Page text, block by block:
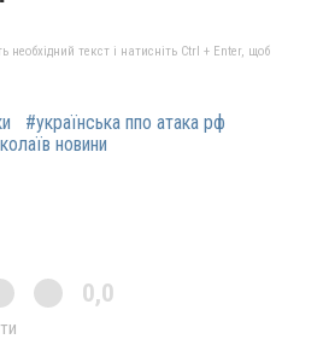
текст і натисніть Ctrl + Enter, щоб
#українська ппо атака рф
новини
0,0